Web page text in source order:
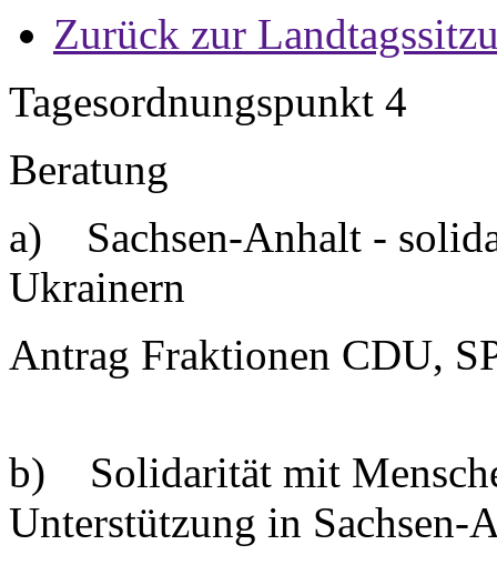
Zurück zur
Tagesordnungspunkt 4
Beratung
a) Sachsen-Anhalt -
Ukrainern
Antrag Fraktionen CDU,
b) Solidarität mit
Unterstützung in Sachsen-